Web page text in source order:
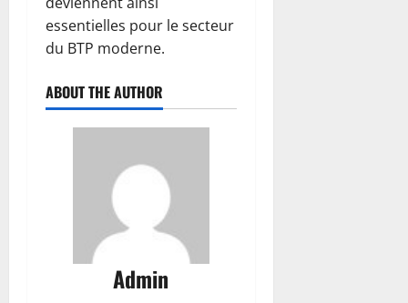
essentielles pour le secteur
du BTP moderne.
ABOUT THE AUTHOR
Admin